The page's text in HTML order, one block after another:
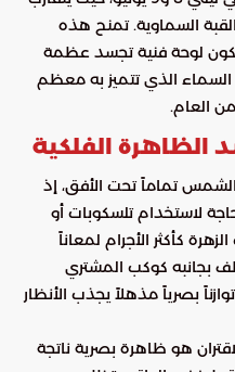
السماوية. تمنح هذه
لوحة فنية تجسد عظمة
الذي تتميز به معظم
العام.
الفلكية
تماماً تحت الأفق، إذ
لاستخدام تلسكوبات أو
كأكثر الأجرام لمعاناً
بجانبه كوكب المشتري
بصرياً مذهلاً يجذب الأنظار
هو ظاهرة بصرية ناتجة